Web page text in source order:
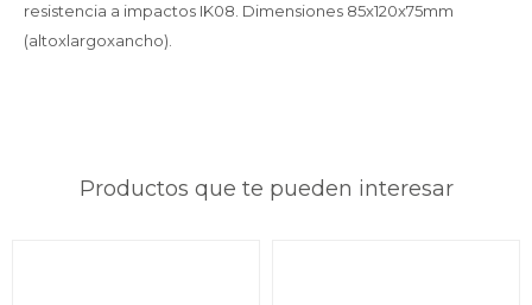
resistencia a impactos IK08. Dimensiones 85x120x75mm
(altoxlargoxancho).
Productos que te pueden interesar